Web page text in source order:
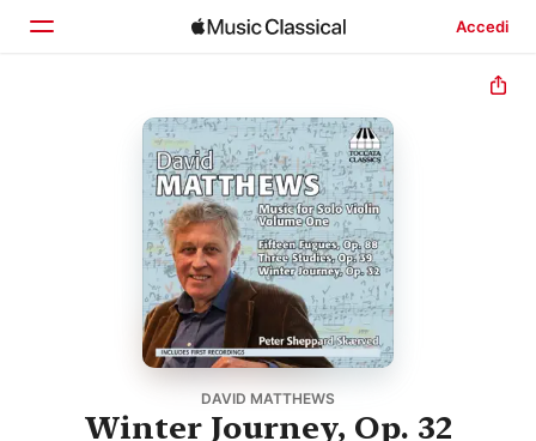
Accedi
DAVID MATTHEWS
Winter Journey, Op. 32